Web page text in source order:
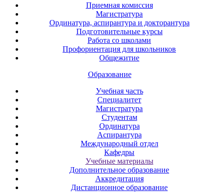
Приемная комиссия
Магистратура
Ординатура, аспирантура и докторантура
Подготовительные курсы
Работа со школами
Профориентация для школьников
Общежитие
Образование
Учебная часть
Специалитет
Магистратура
Студентам
Ординатура
Аспирантура
Международный отдел
Кафедры
Учебные материалы
Дополнительное образование
Аккредитация
Дистанционное образование